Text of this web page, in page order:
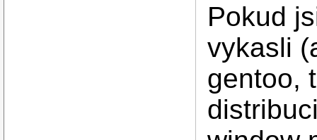
Pokud
vykasli
gentoo,